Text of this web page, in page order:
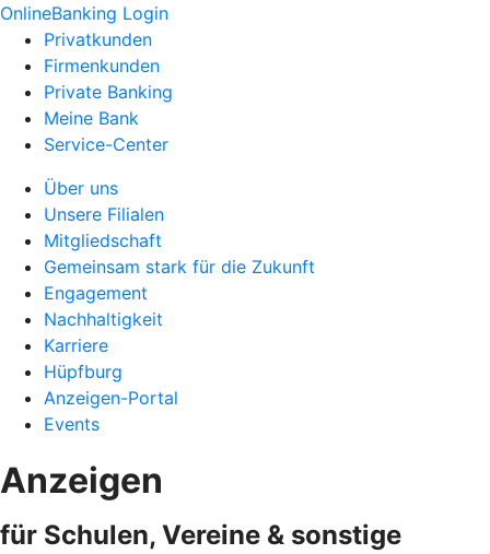
OnlineBanking Login
Privatkunden
Firmenkunden
Private Banking
Meine Bank
Service-Center
Über uns
Unsere Filialen
Mitgliedschaft
Gemeinsam stark für die Zukunft
Engagement
Nachhaltigkeit
Karriere
Hüpfburg
Anzeigen-Portal
Events
Anzeigen
für Schulen, Vereine & sonstige